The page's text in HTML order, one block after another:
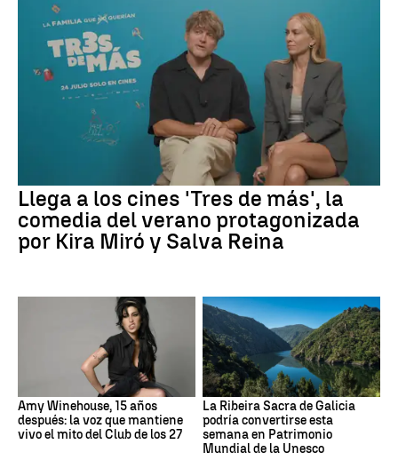
Llega a los cines 'Tres de más', la
comedia del verano protagonizada
por Kira Miró y Salva Reina
Amy Winehouse, 15 años
después: la voz que mantiene
vivo el mito del Club de los 27
La Ribeira Sacra de Galicia
podría convertirse esta
semana en Patrimonio
Mundial de la Unesco